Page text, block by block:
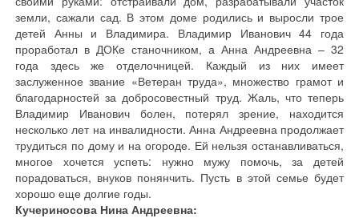
земли, сажали сад. В этом доме родились и выросли трое
детей Анны и Владимира. Владимир Иванович 44 года
проработал в ДОКе станочником, а Анна Андреевна – 32
года здесь же отделочницей. Каждый из них имеет
заслуженное звание «Ветеран труда», множество грамот и
благодарностей за добросовестный труд. Жаль, что теперь
Владимир Иванович болен, потерял зрение, находится
несколько лет на инвалидности. Анна Андреевна продолжает
трудиться по дому и на огороде. Ей нельзя останавливаться,
многое хочется успеть: нужно мужу помочь, за детей
порадоваться, внуков понянчить. Пусть в этой семье будет
хорошо еще долгие годы.
Кучериносова Нина Андреевна: